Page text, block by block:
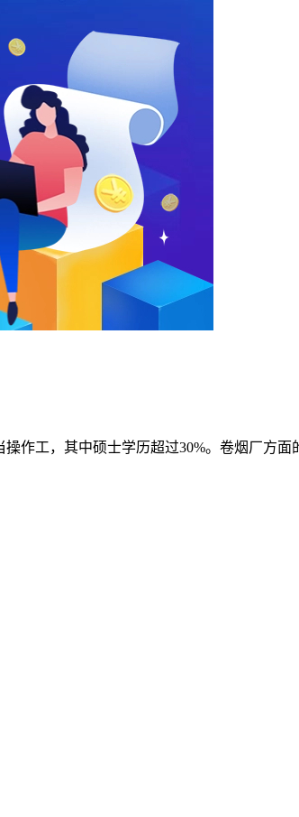
作工，其中硕士学历超过30%。卷烟厂方